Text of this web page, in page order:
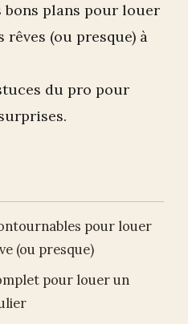
plans pour louer
(ou presque) à
du pro pour
pour louer
(ou presque)
pour louer un